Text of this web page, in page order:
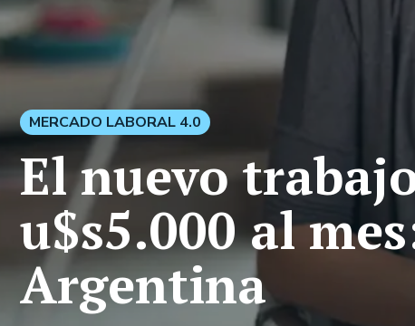
MERCADO LABORAL 4.0
El nuevo
u$s5.000 al
Argentina